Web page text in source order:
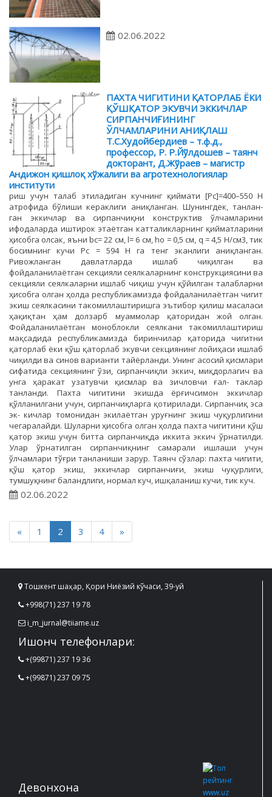
02.06.2022
ПАХТА ЧИГИТИНИ ҚАТОРЛАБ ЁКИ
ҚЎШҚАТОР ЭКУВЧИ ЭККИЧЛАР
СИРПАНЧИҒИНИНГ
ЎЛЧАМЛАРИНИ АНИҚЛАШ
Т.С.Худойбердиев – т.ф.д.,
профессор, Р. Р.Йўлдошев – таянч
докторант, Д.Жўраев – магистр
Андижон қишлоқ хўжалиги ва агротехнологиялар
институти
риш учун талаб этиладиган кучнинг қиймати [Рc]=400–550 Н
атрофида бўлиши кераклиги аниқланган. Шунингдек, танлан-
ган эккичлар ва сирпанчиқни конструктив ўлчамларини
ифодаларда иштирок этаётган катталикларнинг қийматларини
ҳисобга олсак, яъни bc= 22 см, l= 6 см, ho = 0,5 см, q = 4,5 Н/см3, тик
босимнинг кучи Рc = 594 Н га тенг эканлиги аниқланган.
Ривожланган давлатларда ишлаб чиқилган ва
фойдаланилаётган секцияли сеялкаларнинг конструкциясини ва
секцияли сеялкаларни ишлаб чиқиш учун қўйилган талабларни
ҳисобга олган ҳолда республикамизда фойдаланилаётган чигит
экиш сеялкасини такомиллаштиришга эътибор қилиш масаласи
ҳақиқтан ҳам долзарб муаммолар қаторидан жой олган.
Фойдаланилаётган моноблокли сеялкани такомиллаштириш
мақсадида республикамизда биринчилар қаторида чигитни
қаторлаб ёки қўш қаторлаб экувчи секциянинг лойиҳаси ишлаб
чиқилди ва синов варианти тайёрланди. Унинг асосий қисмлари
сифатида секциянинг ўзи, сирпанчиқли эккич, миқдорлагич ва
унга ҳаракат узатувчи қисмлар ва зичловчи ғал- таклар
танланди. Пахта чигитини экишда ёрғичсимон эккичлар
қўлланилгани учун, сирпанчиқларга қотирилади. Сирпанчиқ эса
эк- кичлар томонидан экилаётган уруғнинг экиш чуқурлигини
чегаралайди. Шуларни ҳисобга олган ҳолда пахта чигитини қўш
қатор экиш учун битта сирпанчиқда иккита эккич ўрнатилди.
Улар ўрнатилган сирпанчиқнинг самарали ишлаши учун
ўлчамлари тўғри танланиши зарур. Таянч сўзлар: пахта чигити,
қўш қатор экиш, эккичлар сирпанчиғи, экиш чуқурлиги,
тумшуқнинг баландлиги, нормал куч, ишқаланиш кучи, тик куч.
02.06.2022
« 1 2 3 4 »
Тошкент шаҳар, Қори Ниёзий кўчаси, 39-уй
+998(71) 237 19 78
i_m_jurnal@tiiame.uz
Ишонч телефонлари:
+(99871) 237 19 36
+(99871) 237 09 75
Девонхона